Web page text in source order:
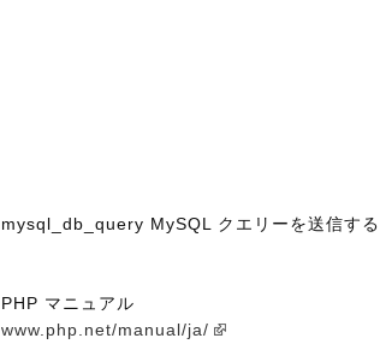
mysql_db_query MySQL クエリーを送信する
PHP マニュアル
www.php.net/manual/ja/